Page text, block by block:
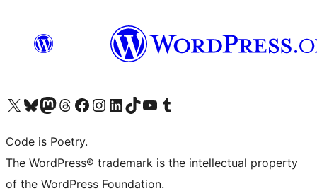
Visita il nostro account X (ex Twitter)
Visita il nostro account Bluesky
Visita il nostro account Mastodon
Visita il nostro account Threads
Visita la nostra pagina Facebook
Visita il nostro account Instagram
Visita il nostro account LinkedIn
Visita il nostro account TikTok
Visita il nostro canale YouTube
Visita il nostro account Tumblr
Code is Poetry.
The WordPress® trademark is the intellectual property
of the WordPress Foundation.